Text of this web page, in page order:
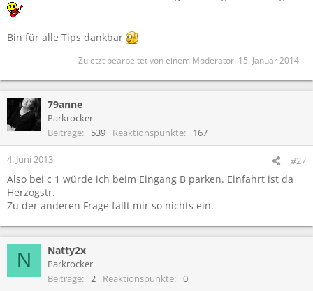
Bin für alle Tips dankbar
Zuletzt bearbeitet von einem Moderator: 15. Januar 2014
79anne
Parkrocker
Beiträge
539 Reaktionspunkte 167
4. Juni 2013 #27
Also bei c 1 würde ich beim Eingang B parken. Einfahrt ist da
Herzogstr.
Zu der anderen Frage fällt mir so nichts ein.
N Natty2x
Parkrocker
Beiträge
2 Reaktionspunkte 0